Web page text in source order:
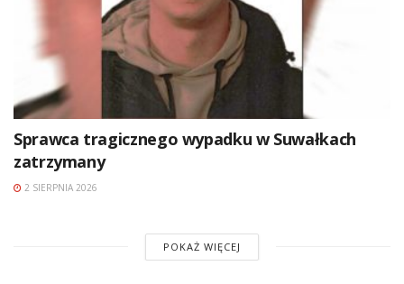
Sprawca tragicznego wypadku w Suwałkach
zatrzymany
2 SIERPNIA 2026
POKAŻ WIĘCEJ